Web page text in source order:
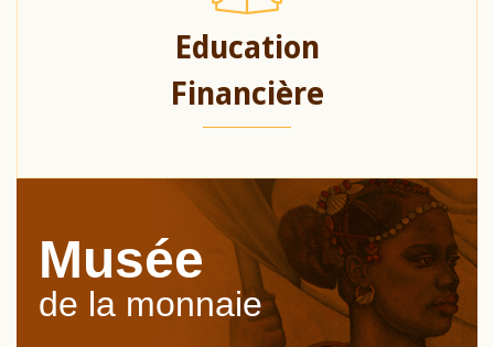
Education
Financière
Musée
de la monnaie